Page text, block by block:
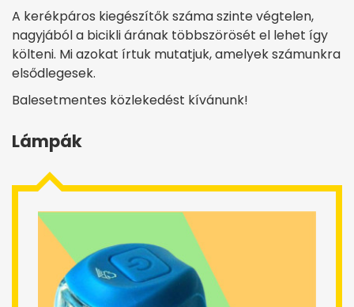
A kerékpáros kiegészítők száma szinte végtelen,
nagyjából a bicikli árának többszörösét el lehet így
költeni. Mi azokat írtuk mutatjuk, amelyek számunkra
elsődlegesek.
Balesetmentes közlekedést kívánunk!
Lámpák